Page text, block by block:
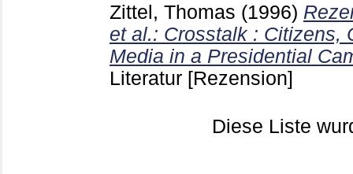
Zittel, Thomas (1996)
et al.: Crosstalk : Citizens,
Media in a Presidential
Literatur [Rezension]
Diese Liste